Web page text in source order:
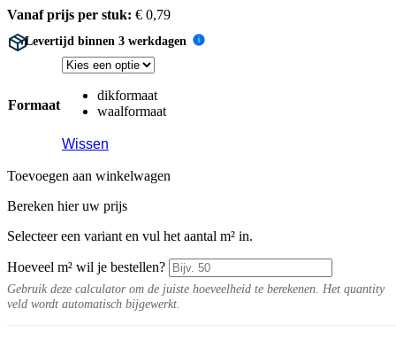
Vanaf prijs per stuk: € 0,79
Levertijd binnen 3 werkdagen i
Formaat
dikformaat
waalformaat
Wissen
Toevoegen aan winkelwagen
Bereken hier uw prijs
Selecteer een variant en vul het aantal m² in.
Hoeveel m² wil je bestellen?
Gebruik deze calculator om de juiste hoeveelheid te berekenen. Het quantity
veld wordt automatisch bijgewerkt.